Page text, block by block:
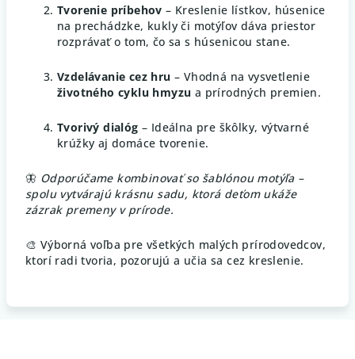
Tvorenie príbehov – Kreslenie lístkov, húsenice
na prechádzke, kukly či motýľov dáva priestor
rozprávať o tom, čo sa s húsenicou stane.
Vzdelávanie cez hru – Vhodná na vysvetlenie
životného cyklu hmyzu a prírodných premien.
Tvorivý dialóg – Ideálna pre škôlky, výtvarné
krúžky aj domáce tvorenie.
🦋 Odporúčame kombinovať so šablónou motýľa –
spolu vytvárajú krásnu sadu, ktorá deťom ukáže
zázrak premeny v prírode.
🎨 Výborná voľba pre všetkých malých prírodovedcov,
ktorí radi tvoria, pozorujú a učia sa cez kreslenie.